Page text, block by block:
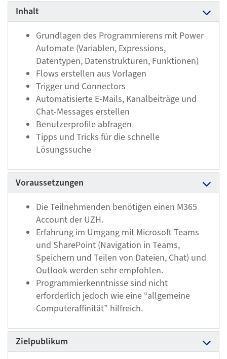
Inhalt
Grundlagen des Programmierens mit Power
Automate (Variablen, Expressions,
Datentypen, Datenstrukturen, Funktionen)
Flows erstellen aus Vorlagen
Trigger und Connectors
Automatisierte E-Mails, Kanalbeiträge und
Chat-Messages erstellen
Benutzerprofile abfragen
Tipps und Tricks für die schnelle
Lösungssuche
Voraussetzungen
Die Teilnehmenden benötigen einen M365
Account der UZH.
Erfahrung im Umgang mit Microsoft Teams
und SharePoint (Navigation in Teams,
Speichern und Teilen von Dateien, Chat) und
Outlook werden sehr empfohlen.
Programmierkenntnisse sind nicht
erforderlich jedoch wie eine “allgemeine
Computeraffinität” hilfreich.
Zielpublikum